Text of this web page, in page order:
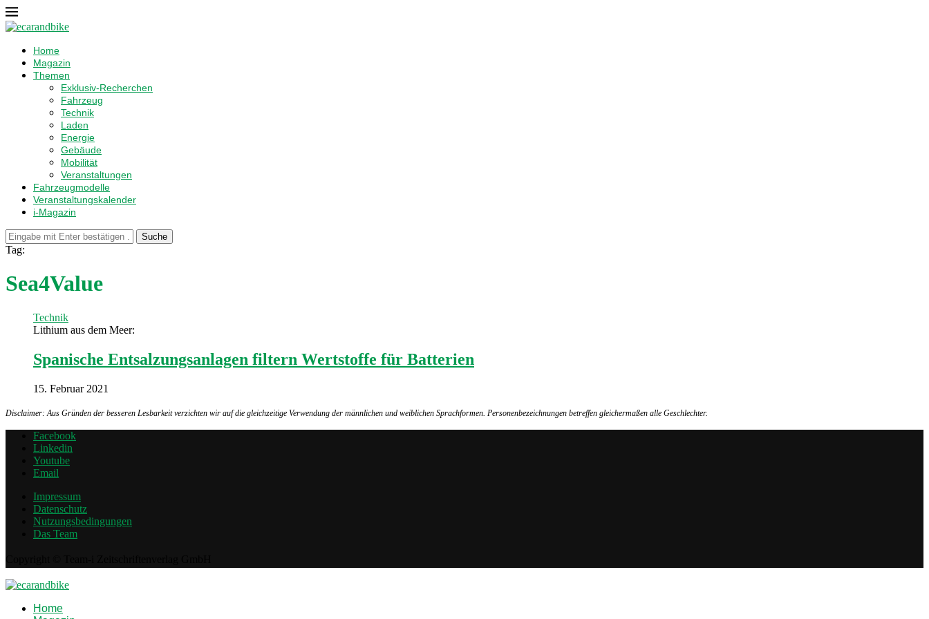
Home
Magazin
Themen
Exklusiv-Recherchen
Fahrzeug
Technik
Laden
Energie
Gebäude
Mobilität
Veranstaltungen
Fahrzeugmodelle
Veranstaltungskalender
i-Magazin
Suche
Tag:
Sea4Value
Technik
Lithium aus dem Meer:
Spanische Entsalzungsanlagen filtern Wertstoffe für Batterien
15. Februar 2021
Disclaimer: Aus Gründen der besseren Lesbarkeit verzichten wir auf die gleichzeitige Verwendung der männlichen und weiblichen Sprachformen. Personenbezeichnungen betreffen gleichermaßen alle Geschlechter.
Facebook
Linkedin
Youtube
Email
Impressum
Datenschutz
Nutzungsbedingungen
Das Team
Home